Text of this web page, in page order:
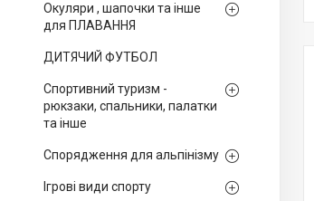
Окуляри , шапочки та інше
для ПЛАВАННЯ
ДИТЯЧИЙ ФУТБОЛ
Спортивний туризм -
рюкзаки, спальники, палатки
та інше
Спорядження для альпінізму
Ігрові види спорту